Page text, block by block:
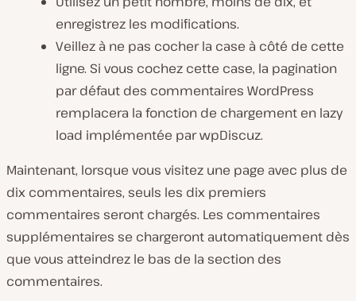
enregistrez les modifications.
Veillez à ne pas cocher la case à côté de cette
ligne. Si vous cochez cette case, la pagination
par défaut des commentaires WordPress
remplacera la fonction de chargement en lazy
load implémentée par wpDiscuz.
Maintenant, lorsque vous visitez une page avec plus de
dix commentaires, seuls les dix premiers
commentaires seront chargés. Les commentaires
supplémentaires se chargeront automatiquement dès
que vous atteindrez le bas de la section des
commentaires.